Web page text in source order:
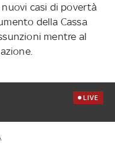
casi di povertà
della Cassa
mentre al
LIVE